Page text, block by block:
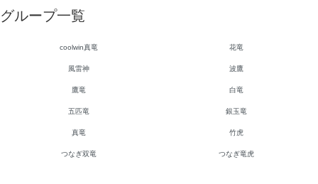
グループ一覧
coolwin真竜 花竜
風雷神 波鷹
鷹竜 白竜
五匹竜 銀玉竜
真竜 竹虎
つなぎ双竜 つなぎ竜虎